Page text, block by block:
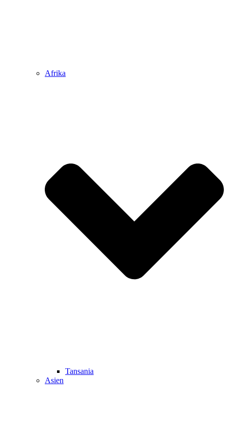
Afrika
Tansania
Asien